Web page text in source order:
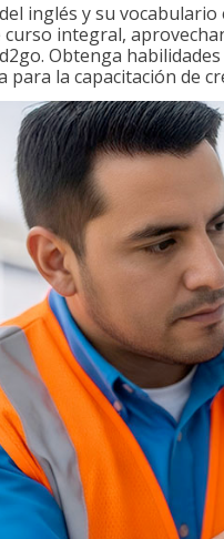
inglés y su
integral,
Obtenga
para la capacitación de